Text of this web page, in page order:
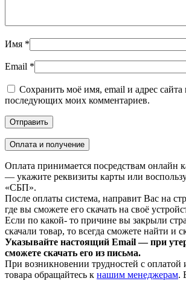
Имя *
Email *
Сохранить моё имя, email и адрес сайта
последующих моих комментариев.
Оплата и получение
Оплата принимается посредствам онлайн
— укажите реквизиты карты или
«СБП».
После оплаты система, направит Вас на
где вы сможете его скачать на своё
Если по какой- то причине вы закрыли
скачали товар, то всегда сможете найти и
Указывайте настоящий Email — при
сможете скачать его из письма.
При возникновении трудностей с оплатой
товара обращайтесь к нашим менеджерам.